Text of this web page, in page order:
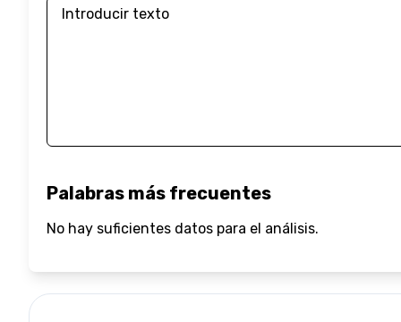
Palabras más frecuentes
No hay suficientes datos para el análisis.